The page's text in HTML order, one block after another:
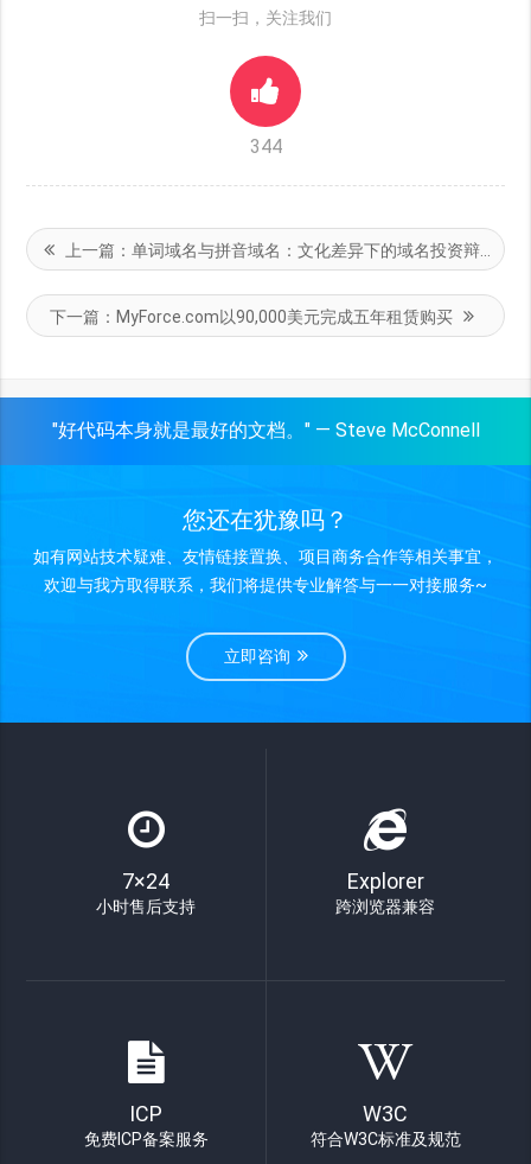
扫一扫，关注我们
344
上一篇：单词域名与拼音域名：文化差异下的域名投资辩证法
下一篇： MyForce.com以90,000美元完成五年租赁购买
"好代码本身就是最好的文档。" — Steve McConnell
您还在犹豫吗？
如有网站技术疑难、友情链接置换、项目商务合作等相关事宜，
欢迎与我方取得联系，我们将提供专业解答与一一对接服务~
立即咨询
7×24
小时售后支持
Explorer
跨浏览器兼容
ICP
免费ICP备案服务
W3C
符合W3C标准及规范